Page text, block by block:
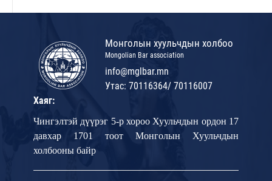
Монголын хуульчдын холбоо
Mongolian Bar association
info@mglbar.mn
Утас: 70116364/ 70116007
Хаяг:
Чингэлтэй дүүрэг 5-р хороо Хуульчдын ордон 17
давхар 1701 тоот Монголын Хуульчдын
холбооны байр